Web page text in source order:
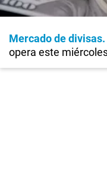
Mercado de divisas
opera este